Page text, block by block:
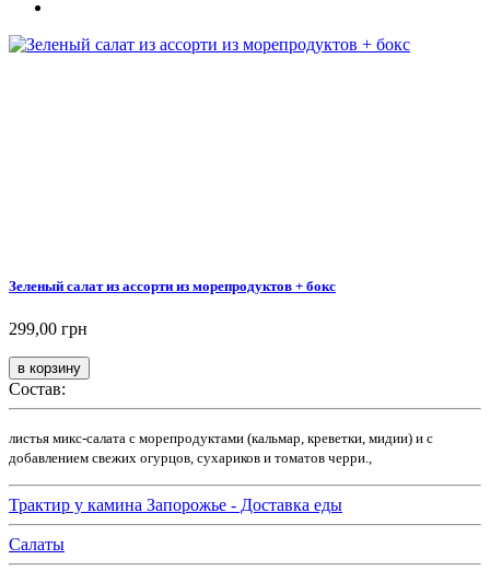
Зеленый салат из ассорти из морепродуктов + бокс
299,00 грн
Состав:
листья микс-салата с морепродуктами (кальмар, креветки, мидии) и с
добавлением свежих огурцов, сухариков и томатов черри.,
Трактир у камина Запорожье - Доставка еды
Салаты